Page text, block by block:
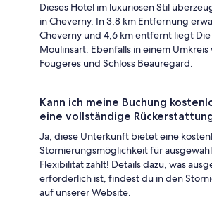
Dieses Hotel im luxuriösen Stil
in Cheverny. In 3,8 km Entfernung
Cheverny und 4,6 km entfernt liegt
Moulinsart. Ebenfalls in einem Umkreis
Fougeres und Schloss Beauregard.
Kann ich meine Buchung
eine vollständige
Ja, diese Unterkunft bietet eine
Stornierungsmöglichkeit für
Flexibilität zählt! Details dazu, was
erforderlich ist, findest du in den
auf unserer Website.